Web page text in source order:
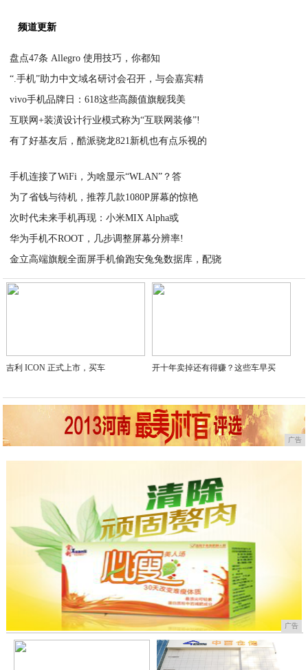
频道更新
盘点47条 Allegro 使用技巧，你都知
“.手机”助力中文域名研讨会召开，与会嘉宾精
vivo手机品牌日：618这些高颜值旗舰我美
互联网+装潢设计行业模式称为“互联网装修”!
有了好基友后，酷派骁龙821新机也有点乐视的
手机连接了WiFi，为啥显示“WLAN”？答
为了省钱与待机，推荐几款1080P屏幕的惊艳
次时代未来手机再现：小米MIX Alpha或
华为手机不ROOT，几步调整屏幕分辨率!
金立高端旗舰全面屏手机偷跑安兔兔数据库，配骁
2021-02-22
吉利 ICON 正式上市，买车 开十年卖掉还有得赚？这些车早买
广告
广告